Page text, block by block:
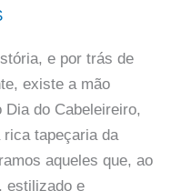
e por trás de
existe a mão
do Cabeleireiro,
rica tapeçaria da
aqueles que, ao
estilizado e